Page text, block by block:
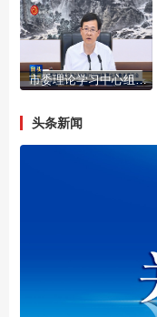
市委理论学习中心组举行2026年第七次集体学习会
头条新闻